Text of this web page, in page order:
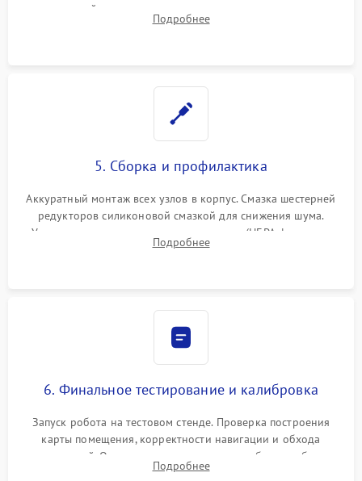
двигателей, изношенного аккумулятора, неисправного
лидара или помпы подачи воды. Восстановление шлейфов и
Подробнее
5. Сборка и профилактика
Аккуратный монтаж всех узлов в корпус. Смазка шестерней
редукторов силиконовой смазкой для снижения шума.
Установка новых расходных материалов (HEPA-фильтров,
микрофибры, щеток). Надежная фиксация разъемов и
Подробнее
6. Финальное тестирование и калибровка
Запуск робота на тестовом стенде. Проверка построения
карты помещения, корректности навигации и обхода
препятствий. Оценка силы всасывания и работы турбины.
Тестирование автоматического возврата на док-станцию и
Подробнее